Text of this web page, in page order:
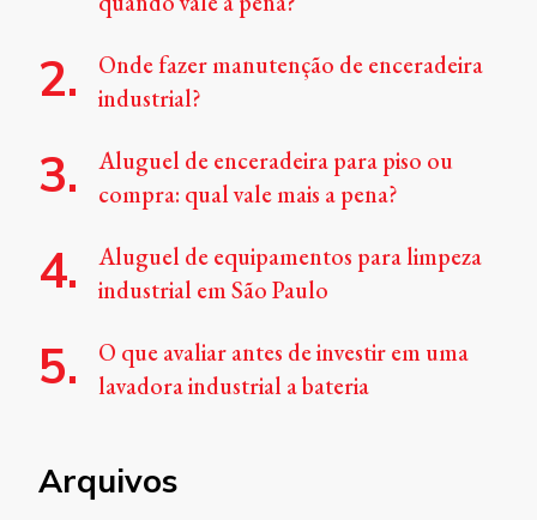
Onde fazer manutenção de enceradeira
industrial?
Aluguel de enceradeira para piso ou
compra: qual vale mais a pena?
Aluguel de equipamentos para limpeza
industrial em São Paulo
O que avaliar antes de investir em uma
lavadora industrial a bateria
Arquivos